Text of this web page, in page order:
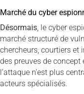
Marché du cyber
Désormais, le cyber
marché structuré de
chercheurs, courtiers et
des preuves de concept
l’attaque n’est plus
acteurs spécialisés.